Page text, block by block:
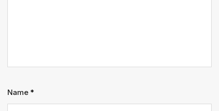
Name *